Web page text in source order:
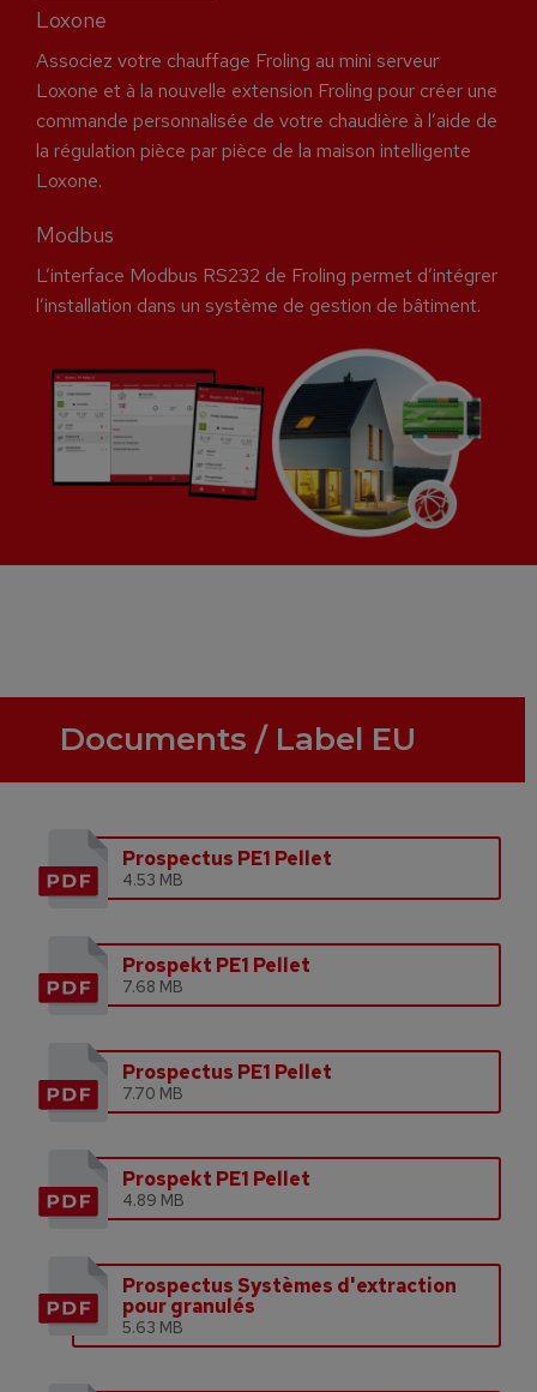
Loxone
Associez votre chauffage Froling au mini serveur
Loxone et à la nouvelle extension Froling pour créer une
commande personnalisée de votre chaudière à l’aide de
la régulation pièce par pièce de la maison intelligente
Loxone.
Modbus
L’interface Modbus RS232 de Froling permet d’intégrer
l’installation dans un système de gestion de bâtiment.
Documents / Label EU
Prospectus PE1 Pellet
4.53 MB
Prospekt PE1 Pellet
7.68 MB
Prospectus PE1 Pellet
7.70 MB
Prospekt PE1 Pellet
4.89 MB
Prospectus Systèmes d'extraction
pour granulés
5.63 MB